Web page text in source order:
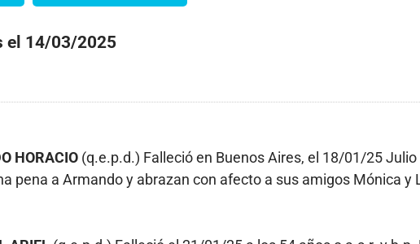
el 14/03/2025
HORACIO (q.e.p.d.) Falleció en Buenos Aires, el 18/01/25
pena a Armando y abrazan con afecto a sus amigos Mónica y